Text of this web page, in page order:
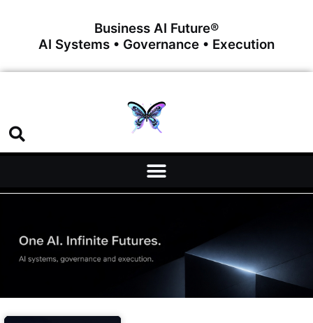
Business AI Future®
AI Systems • Governance • Execution